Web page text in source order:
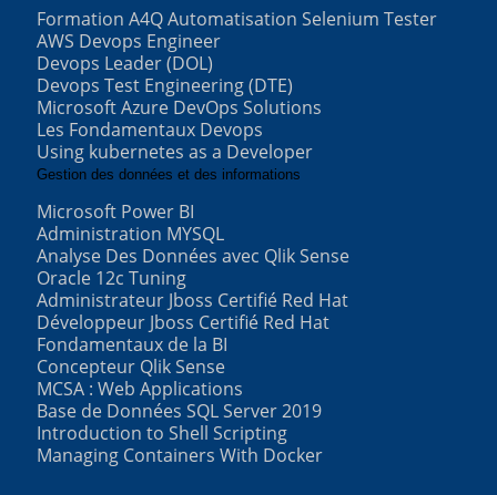
Formation A4Q Automatisation Selenium Tester
AWS Devops Engineer
Devops Leader (DOL)
Devops Test Engineering (DTE)
Microsoft Azure DevOps Solutions
Les Fondamentaux Devops
Using kubernetes as a Developer
Gestion des données et des informations
Microsoft Power BI
Administration MYSQL
Analyse Des Données avec Qlik Sense
Oracle 12c Tuning
Administrateur Jboss Certifié Red Hat
Développeur Jboss Certifié Red Hat
Fondamentaux de la BI
Concepteur Qlik Sense
MCSA : Web Applications
Base de Données SQL Server 2019
Introduction to Shell Scripting
Managing Containers With Docker